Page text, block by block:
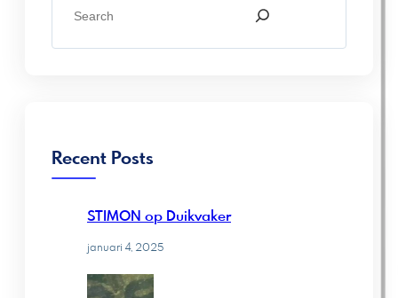
e
Recent Posts
STIMON op Duikvaker
januari 4, 2025